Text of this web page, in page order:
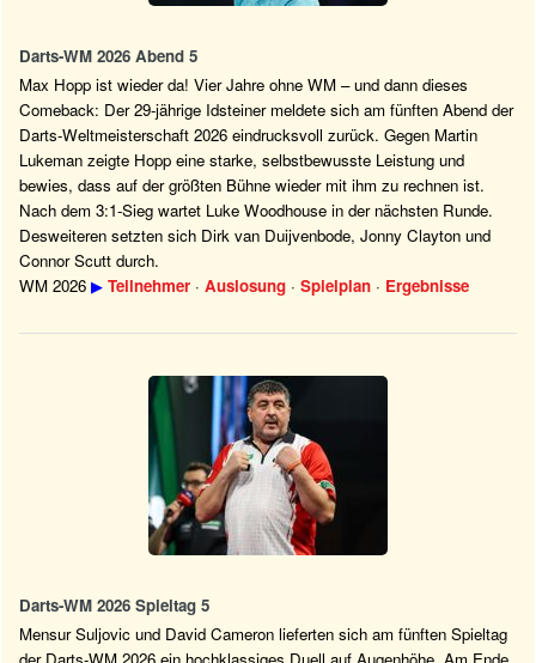
Darts-WM 2026 Abend 5
Max Hopp ist wieder da! Vier Jahre ohne WM – und dann dieses
Comeback: Der 29-jährige Idsteiner meldete sich am fünften Abend der
Darts-Weltmeisterschaft 2026 eindrucksvoll zurück. Gegen Martin
Lukeman zeigte Hopp eine starke, selbstbewusste Leistung und
bewies, dass auf der größten Bühne wieder mit ihm zu rechnen ist.
Nach dem 3:1-Sieg wartet Luke Woodhouse in der nächsten Runde.
Desweiteren setzten sich Dirk van Duijvenbode, Jonny Clayton und
Connor Scutt durch.
WM 2026 ▶ Teilnehmer · Auslosung · Spielplan · Ergebnisse
Darts-WM 2026 Spieltag 5
Mensur Suljovic und David Cameron lieferten sich am fünften Spieltag